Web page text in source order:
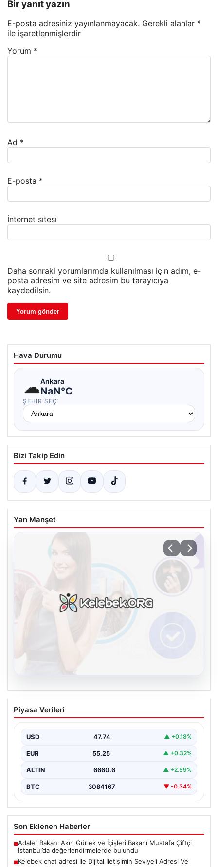
Bir yanıt yazın
E-posta adresiniz yayınlanmayacak. Gerekli alanlar *
ile işaretlenmişlerdir
Yorum *
Ad *
E-posta *
İnternet sitesi
Daha sonraki yorumlarımda kullanılması için adım, e-
posta adresim ve site adresim bu tarayıcıya
kaydedilsin.
Hava Durumu
☁Ankara
NaN°C
ŞEHIR SEÇ
Bizi Takip Edin
Yan Manşet
Kelebek chat adresi İle Dijital İletişimin
Seviyeli Adresi Ve Muhabbet Deneyimi
oluşturması büyük bir hassasiyet taşımaktadır.
Günümüzde çeşitli…
Piyasa Verileri
USD 47.74 ▲ +0.18%
EUR 55.25 ▲ +0.32%
ALTIN 6660.6 ▲ +2.59%
BTC 3084167 ▼ -0.34%
Son Eklenen Haberler
■Adalet Bakanı Akın Gürlek ve İçişleri Bakanı Mustafa Çiftçi
İstanbul’da değerlendirmelerde bulundu
■Kelebek chat adresi İle Dijital İletişimin Seviyeli Adresi Ve